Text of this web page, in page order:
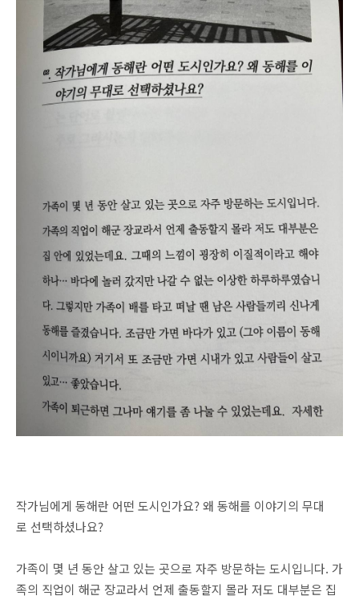
작가님에게 동해란 어떤 도시인가요? 왜 동해를 이야기의 무대
로 선택하셨나요?
가족이 몇 년 동안 살고 있는 곳으로 자주 방문하는 도시입니다. 가
족의 직업이 해군 장교라서 언제 출동할지 몰라 저도 대부분은 집